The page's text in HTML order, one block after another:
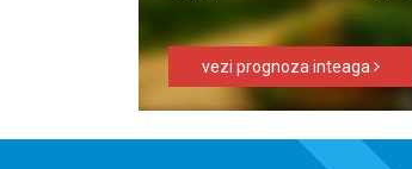
vezi prognoza inteaga